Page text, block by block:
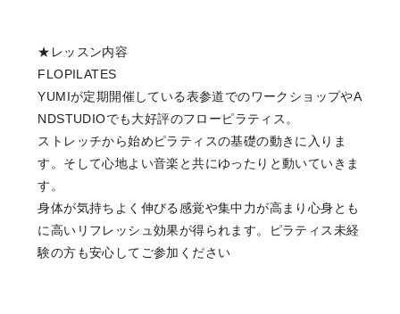
★レッスン内容
FLOPILATES
YUMIが定期開催している表参道でのワークショップやA
NDSTUDIOでも大好評のフローピラティス。
ストレッチから始めピラティスの基礎の動きに入りま
す。そして心地よい音楽と共にゆったりと動いていきま
す。
身体が気持ちよく伸びる感覚や集中力が高まり心身とも
に高いリフレッシュ効果が得られます。ピラティス未経
験の方も安心してご参加ください